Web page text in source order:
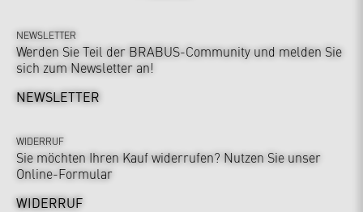
NEWSLETTER
Werden Sie Teil der BRABUS-Community und melden Sie
sich zum Newsletter an!
NEWSLETTER
WIDERRUF
Sie möchten Ihren Kauf widerrufen? Nutzen Sie unser
Online-Formular
WIDERRUF